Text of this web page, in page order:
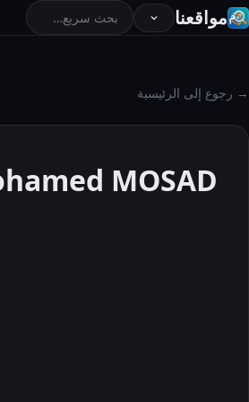
مواقعنا
→ رجوع إلى الرئيسية
MOSAD